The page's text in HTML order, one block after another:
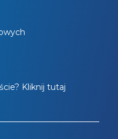
Kliknij tutaj